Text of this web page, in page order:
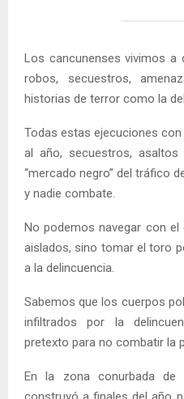
Los cancunenses vivimos a
robos, secuestros,
historias de terror como la
Todas estas ejecuciones
al año, secuestros,
“mercado negro” del tráfico
y nadie combate.
No podemos navegar con
aislados, sino tomar el toro
a la delincuencia.
Sabemos que los cuerpos
infiltrados por la
pretexto para no combatir la
En la zona conurbada